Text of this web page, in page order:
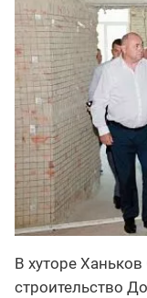
В хуторе
строительство